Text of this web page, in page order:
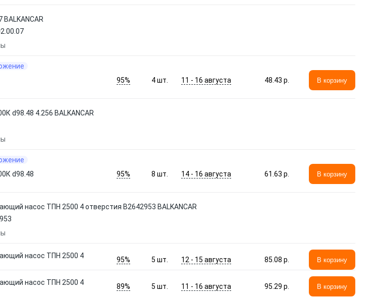
95% 4шт. 11 - 16 августа 48.43 p. В корзину
d98.48 4.256 BALKANCAR
d98.48
95% 8 шт. 14 - 16 августа 61.63 p. В корзину
насос ТПН 2500 4 отверстия В2642953 BALKANCAR
насос ТПН 2500 4
95% 5 шт. 12 - 15 августа 85.08 p. В корзину
насос ТПН 2500 4
89% 5 шт. 11 - 16 августа 95.29 p. В корзину